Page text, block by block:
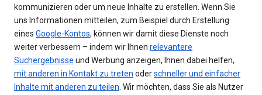
kommunizieren oder um neue Inhalte zu erstellen. Wenn Sie
uns Informationen mitteilen, zum Beispiel durch Erstellung
eines Google-Kontos, können wir damit diese Dienste noch
weiter verbessern – indem wir Ihnen relevantere
Suchergebnisse und Werbung anzeigen, Ihnen dabei helfen,
mit anderen in Kontakt zu treten oderschneller und einfacher
Inhalte mit anderen zu teilen. Wir möchten, dass Sie als Nutzer